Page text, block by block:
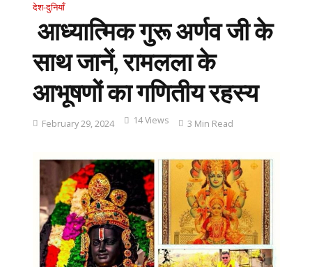
देश-दुनियाँ
आध्यात्मिक गुरू अर्णव जी के
साथ जानें, रामलला के
आभूषणों का गणितीय रहस्य
February 29, 2024 14 Views 3 Min Read